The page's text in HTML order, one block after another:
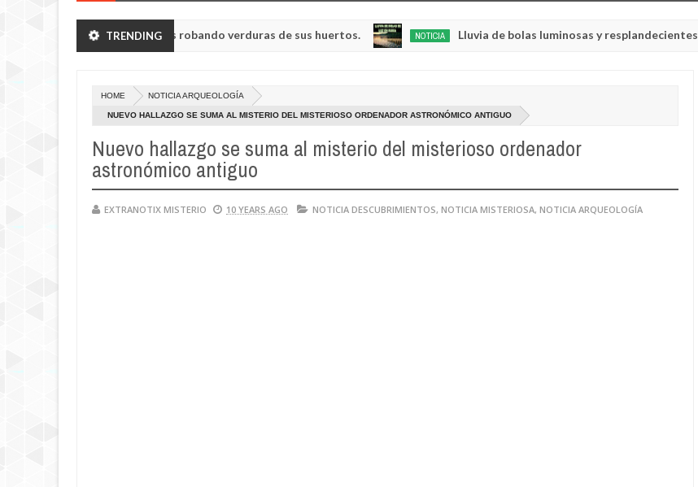
TRENDING
a humanoides enanos robando verduras de sus huertos. NOTICIA Lluvia de bolas luminosas y resplandecientes en Rusia
HOME NOTICIA ARQUEOLOGÍA
NUEVO HALLAZGO SE SUMA AL MISTERIO DEL MISTERIOSO ORDENADOR ASTRONÓMICO ANTIGUO
Nuevo hallazgo se suma al misterio del misterioso ordenador
astronómico antiguo
EXTRANOTIX MISTERIO 10 YEARS AGO NOTICIA DESCUBRIMIENTOS, NOTICIA MISTERIOSA, NOTICIA ARQUEOLOGÍA